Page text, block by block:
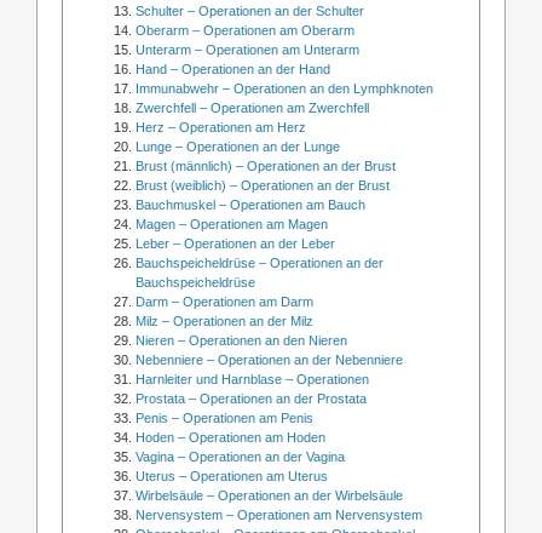
Schulter – Operationen an der Schulter
Oberarm – Operationen am Oberarm
Unterarm – Operationen am Unterarm
Hand – Operationen an der Hand
Immunabwehr – Operationen an den Lymphknoten
Zwerchfell – Operationen am Zwerchfell
Herz – Operationen am Herz
Lunge – Operationen an der Lunge
Brust (männlich) – Operationen an der Brust
Brust (weiblich) – Operationen an der Brust
Bauchmuskel – Operationen am Bauch
Magen – Operationen am Magen
Leber – Operationen an der Leber
Bauchspeicheldrüse – Operationen an der
Bauchspeicheldrüse
Darm – Operationen am Darm
Milz – Operationen an der Milz
Nieren – Operationen an den Nieren
Nebenniere – Operationen an der Nebenniere
Harnleiter und Harnblase – Operationen
Prostata – Operationen an der Prostata
Penis – Operationen am Penis
Hoden – Operationen am Hoden
Vagina – Operationen an der Vagina
Uterus – Operationen am Uterus
Wirbelsäule – Operationen an der Wirbelsäule
Nervensystem – Operationen am Nervensystem